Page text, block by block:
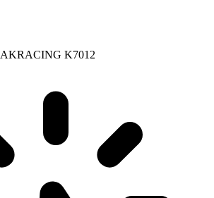
AKRACING K7012